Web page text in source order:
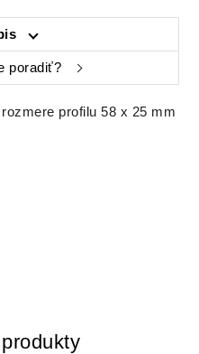
poradiť?
profilu 58 x 25 mm